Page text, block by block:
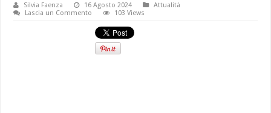
Silvia Faenza 16 Agosto 2024
Attualità
Lascia un Commento
103 Views